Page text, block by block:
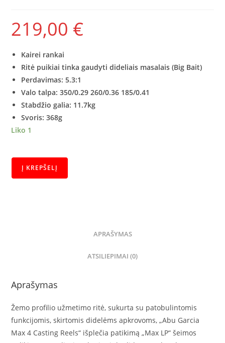
219,00 €
Kairei rankai
Ritė puikiai tinka gaudyti dideliais masalais (Big Bait)
Perdavimas: 5.3:1
Valo talpa: 350/0.29 260/0.36 185/0.41
Stabdžio galia: 11.7kg
Svoris: 368g
Liko 1
Į KREPŠELĮ
APRAŠYMAS
ATSILIEPIMAI (0)
Aprašymas
Žemo profilio užmetimo ritė, sukurta su patobulintomis
funkcijomis, skirtomis didelėms apkrovoms, „Abu Garcia
Max 4 Casting Reels“ išplečia patikimą „Max LP“ šeimos